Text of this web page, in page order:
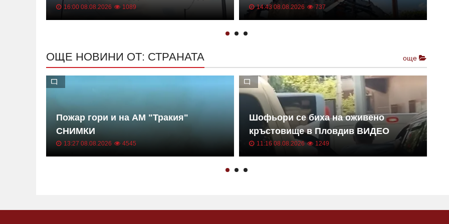
16:00 08.08.2026 1089 14:43 08.08.2026 737
ОЩЕ НОВИНИ ОТ: СТРАНАТА още
Пожар гори и на АМ "Тракия"
СНИМКИ
13:27 08.08.2026 4545
Шофьори се биха на оживено
кръстовище в Пловдив ВИДЕО
11:16 08.08.2026 1249